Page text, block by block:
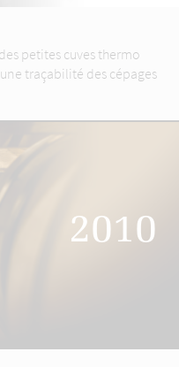
petites cuves thermo
traçabilité des cépages
2010